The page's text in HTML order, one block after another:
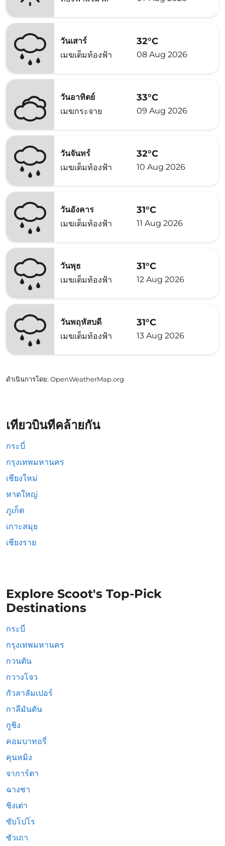
วันเสาร์
เมฆเต็มท้องฟ้า
32°C
08 Aug 2026
วันอาทิตย์
เมฆกระจาย
33°C
09 Aug 2026
วันจันทร์
เมฆเต็มท้องฟ้า
32°C
10 Aug 2026
วันอังคาร
เมฆเต็มท้องฟ้า
31°C
11 Aug 2026
วันพุธ
เมฆเต็มท้องฟ้า
31°C
12 Aug 2026
วันพฤหัสบดี
เมฆเต็มท้องฟ้า
31°C
13 Aug 2026
ดำเนินการโดย: OpenWeatherMap.org
เที่ยวบินที่คล้ายกัน
กระบี่
กรุงเทพมหานคร
เชียงใหม่
หาดใหญ่
ภูเก็ต
เกาะสมุย
เชียงราย
Explore Scoot's Top-Pick
Destinations
กระบี่
กรุงเทพมหานคร
กวนตัน
กวางโจว
กัวลาลัมเปอร์
กาลีมันตัน
กูชิง
คอมบาทอรี่
คุนหมิง
จาการ์ตา
ฉางชา
ชิงเต่า
ซับโปโร
ซัวเถา